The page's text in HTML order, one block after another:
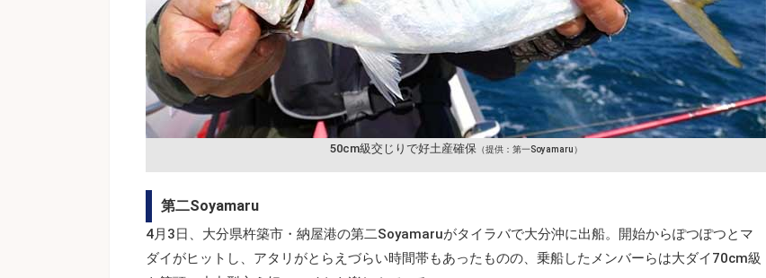
50cm級交じりで好土産確保 （提供：第一Soyamaru）
第二Soyamaru
4月3日、大分県杵築市・納屋港の第二Soyamaruがタイラバで大分沖に出船。開始からぽつぽつとマ
ダイがヒットし、アタリがとらえづらい時間帯もあったものの、乗船したメンバーらは大ダイ70cm級